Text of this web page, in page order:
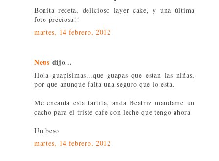
Bonita receta, delicioso layer cake, y una última
foto preciosa!!
martes, 14 febrero, 2012
Neus dijo...
Hola guapisimas...que guapas que estan las niñas,
por que anunque falta una seguro que lo esta.
Me encanta esta tartita, anda Beatriz mandame un
cacho para el triste cafe con leche que tengo ahora
Un beso
martes, 14 febrero, 2012